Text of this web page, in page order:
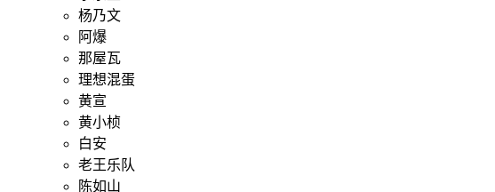
杨乃文
阿爆
那屋瓦
理想混蛋
黄宣
黄小桢
白安
老王乐队
陈如山